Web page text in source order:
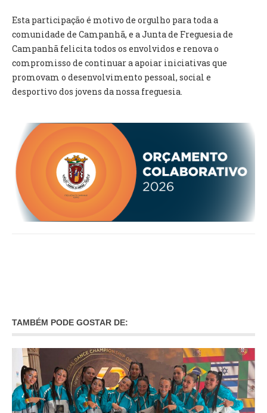
SERVIÇOS
GERAIS
SECRETARIA
CANÍDEOS
RECENSEAMENTO ELEITORAL
ATESTADOS
VENDA AMBULANTE
EMPREGO (GIP)
O GABINETE
Esta participação é motivo de orgulho para toda a
comunidade de Campanhã, e a Junta de Freguesia de
Campanhã felicita todos os envolvidos e renova o
compromisso de continuar a apoiar iniciativas que
promovam o desenvolvimento pessoal, social e
desportivo dos jovens da nossa freguesia.
TAMBÉM PODE GOSTAR DE: